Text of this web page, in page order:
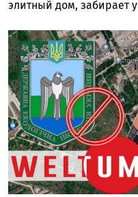
элитный дом, забирает